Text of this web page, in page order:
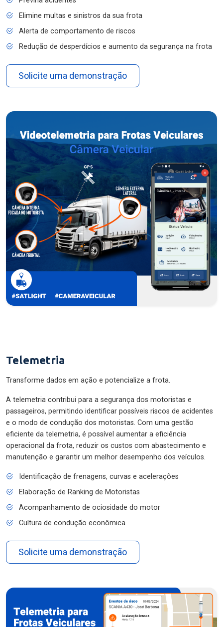
Elimine multas e sinistros da sua frota
Alerta de comportamento de riscos
Redução de desperdícios e aumento da segurança na frota
Solicite uma demonstração
Telemetria
Transforme dados em ação e potencialize a frota.
A telemetria contribui para a segurança dos motoristas e
passageiros, permitindo identificar possíveis riscos de acidentes
e o modo de condução dos motoristas. Com uma gestão
eficiente da telemetria, é possível aumentar a eficiência
operacional da frota, reduzir os custos com abastecimento e
manutenção e garantir um melhor desempenho dos veículos.
Identificação de frenagens, curvas e acelerações
Elaboração de Ranking de Motoristas
Acompanhamento de ociosidade do motor
Cultura de condução econômica
Solicite uma demonstração